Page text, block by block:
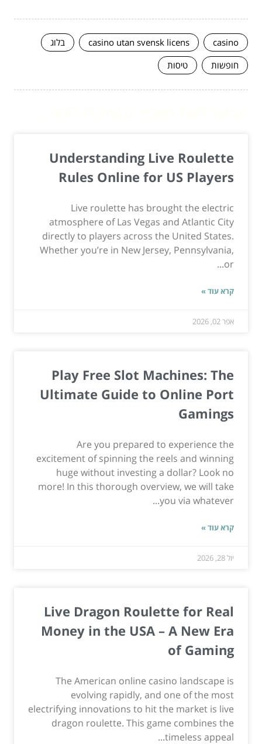
casino
casino utan svensk licens
בלוג
חופשות
טיסות
Understanding Live Roulette
Rules Online for US Players
Live roulette has brought the electric
atmosphere of Las Vegas and Atlantic City
directly to players across the United States.
Whether you’re in New Jersey, Pennsylvania,
or...
קרא עוד »
אפר 02, 2026
Play Free Slot Machines: The
Ultimate Guide to Online Port
Gamings
Are you prepared to experience the
excitement of spinning the reels and winning
huge without investing a dollar? Look no
more! In this thorough overview, we will take
you via whatever...
קרא עוד »
יול 28, 2026
Live Dragon Roulette for Real
Money in the USA – A New Era
of Gaming
The American online casino landscape is
evolving rapidly, and one of the most
electrifying innovations to hit the market is live
dragon roulette. This game combines the
timeless appeal...